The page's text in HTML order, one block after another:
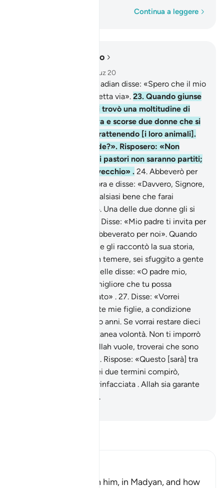
Continua a leggere
Musa, peace be upon him, in Madyan, and how
Leggere nel contesto
Capitolo 28, Pagina 388, Juz 20
Dirigendosi verso Madian disse: «Spero che il mio
Signore mi guidi sulla retta via». 23. Quando giunse
all’acqua di Madian, vi trovò una moltitudine di
uomini che abbeverava e scorse due donne che si
tenevano in disparte trattenendo [i loro animali].
Disse: «Cosa vi succede?». Risposero: «Non
abbevereremo finché i pastori non saranno partiti;
nostro padre è molto vecchio» . 24. Abbeverò per
loro, poi si mise all’ombra e disse: «Davvero, Signore,
ho molto bisogno di qualsiasi bene che farai
25. Una delle due donne gli si
avvicinò timidamente . Disse: «Mio padre ti invita per
ricompensarti di aver abbeverato per noi». Quando
giunse al suo cospetto e gli raccontò la sua storia,
disse [il vecchio]: «Non temere, sei sfuggito a gente
Una di quelle disse: «O padre mio,
assumilo: è davvero il migliore che tu possa
assoldare: è forte e fidato» . 27. Disse: «Vorrei
sposarti ad una di queste mie figlie, a condizione
che tu mi serva per otto anni. Se vorrai restare dieci
[anni], sarà di tua spontanea volontà. Non ti imporrò
nulla di gravoso e, se Allah vuole, troverai che sono
. Rispose: «Questo [sarà] tra
me e te . Qualunque dei due termini compirò,
nessuna colpa mi sarà rinfacciata . Allah sia garante
di quello che diciamo».